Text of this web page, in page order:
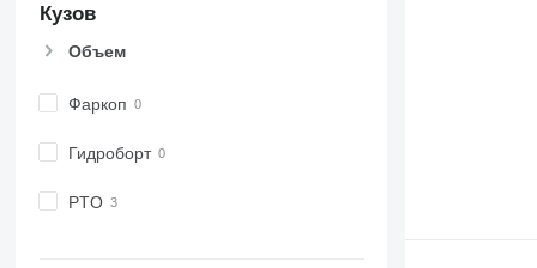
Кузов
Объем
Фаркоп
Гидроборт
PTO